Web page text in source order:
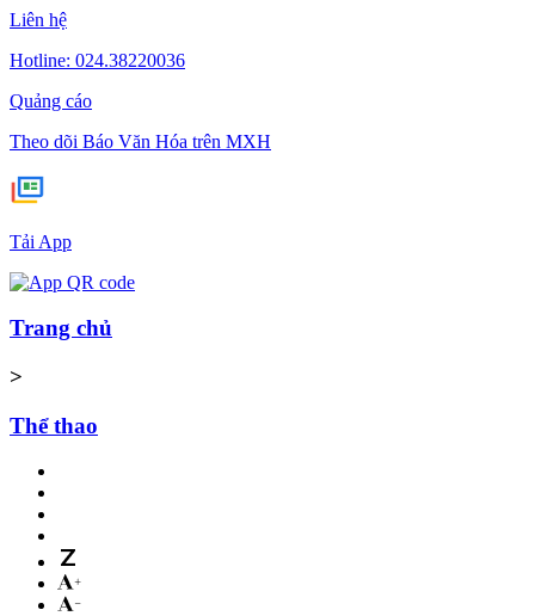
Liên hệ
Hotline: 024.38220036
Quảng cáo
Theo dõi Báo Văn Hóa trên MXH
Tải App
Trang chủ
>
Thể thao